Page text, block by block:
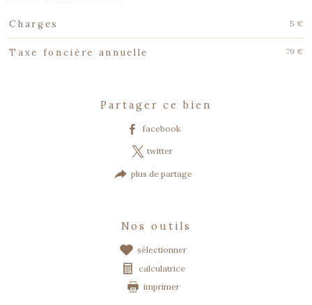
Caractéristiques
Charges 5 €
Taxe foncière annuelle 79 €
partager ce bien
facebook
twitter
plus de partage
nos outils
sélectionner
calculatrice
imprimer